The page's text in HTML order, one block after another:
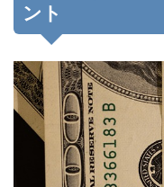
ント